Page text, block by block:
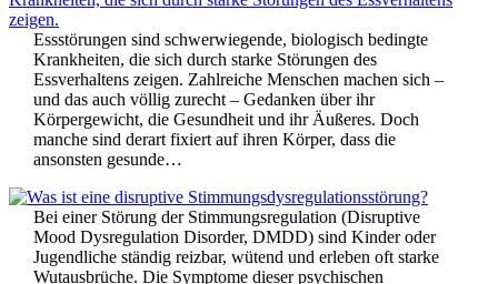
Essstörungen sind schwerwiegende, biologisch bedingte
Krankheiten, die sich durch starke Störungen des
Essverhaltens zeigen. Zahlreiche Menschen machen sich –
und das auch völlig zurecht – Gedanken über ihr
Körpergewicht, die Gesundheit und ihr Äußeres. Doch
manche sind derart fixiert auf ihren Körper, dass die
ansonsten gesunde…
Bei einer Störung der Stimmungsregulation (Disruptive
Mood Dysregulation Disorder, DMDD) sind Kinder oder
Jugendliche ständig reizbar, wütend und erleben oft starke
Wutausbrüche. Die Symptome dieser psychischen